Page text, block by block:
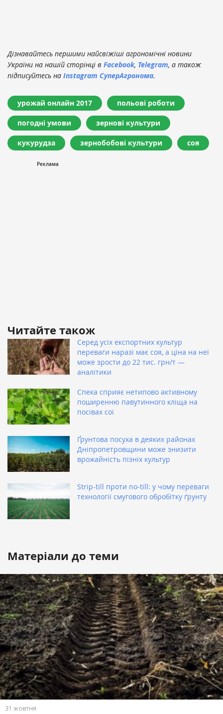
Дізнавайтесь першими найсвіжіші агрономічні новини
України на нашій сторінці в Facebook, Telegram, а також
підписуйтесь на Instagram СуперАгронома.
урожай онлайн 2017 польові роботи
погодні умови зернові культури
кукурудза зернобобові культури соя
Читайте також
Серед усіх експортних культур
переваги наразі має соя, а ціна на неї
може зрости до 22 тис. грн/т —
аналітики
Спека сприяє нетипово активному
поширенню павутинного кліща на
посівах сої
Ґрунтова посуха в деяких районах
Дніпропетровщини може знизити
врожайність пізніх культур
Strip-till проти no-till: у чому переваги
технології смугового обробітку ґрунту
Матеріали до теми
31 жовтня